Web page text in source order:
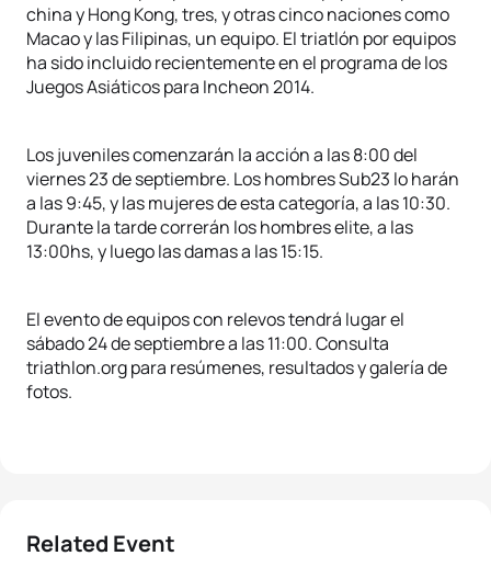
china y Hong Kong, tres, y otras cinco naciones como
Macao y las Filipinas, un equipo. El triatlón por equipos
ha sido incluido recientemente en el programa de los
Juegos Asiáticos para Incheon 2014.
Los juveniles comenzarán la acción a las 8:00 del
viernes 23 de septiembre. Los hombres Sub23 lo harán
a las 9:45, y las mujeres de esta categoría, a las 10:30.
Durante la tarde correrán los hombres elite, a las
13:00hs, y luego las damas a las 15:15.
El evento de equipos con relevos tendrá lugar el
sábado 24 de septiembre a las 11:00. Consulta
triathlon.org para resúmenes, resultados y galería de
fotos.
Related Event